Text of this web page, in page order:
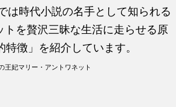
は時代小説の名手として知られる
を贅沢三昧な生活に走らせる原
徴」を紹介しています。
王妃マリー・アントワネット